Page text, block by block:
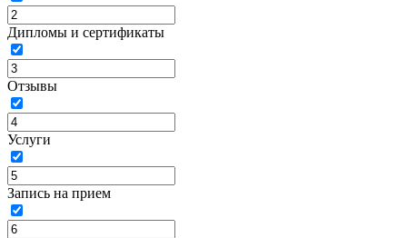
Дипломы и сертификаты
Отзывы
Услуги
Запись на прием